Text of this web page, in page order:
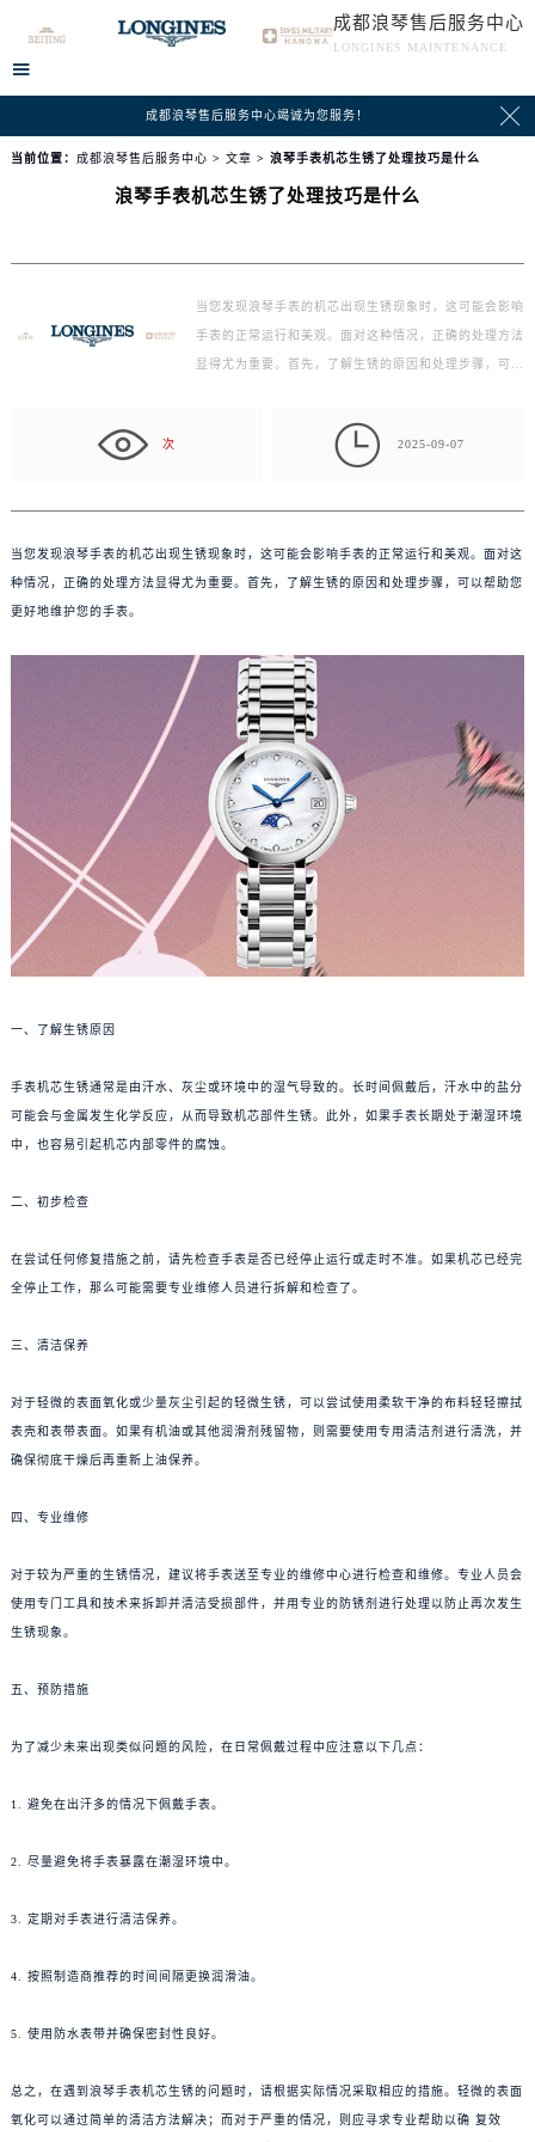
成都浪琴售后服务中心
LONGINES MAINTENANCE

成都浪琴售后服务中心竭诚为您服务！ 
当前位置： 成都浪琴售后服务中心 > 文章 > 浪琴手表机芯生锈了处理技巧是什么
浪琴手表机芯生锈了处理技巧是什么
当您发现浪琴手表的机芯出现生锈现象时，这可能会影响
手表的正常运行和美观。面对这种情况，正确的处理方法
显得尤为重要。首先，了解生锈的原因和处理步骤，可
次  2025-09-07
当您发现浪琴手表的机芯出现生锈现象时，这可能会影响手表的正常运行和美观。面对这
种情况，正确的处理方法显得尤为重要。首先，了解生锈的原因和处理步骤，可以帮助您
更好地维护您的手表。
一、了解生锈原因
手表机芯生锈通常是由汗水、灰尘或环境中的湿气导致的。长时间佩戴后，汗水中的盐分
可能会与金属发生化学反应，从而导致机芯部件生锈。此外，如果手表长期处于潮湿环境
中，也容易引起机芯内部零件的腐蚀。
二、初步检查
在尝试任何修复措施之前，请先检查手表是否已经停止运行或走时不准。如果机芯已经完
全停止工作，那么可能需要专业维修人员进行拆解和检查了。
三、清洁保养
对于轻微的表面氧化或少量灰尘引起的轻微生锈，可以尝试使用柔软干净的布料轻轻擦拭
表壳和表带表面。如果有机油或其他润滑剂残留物，则需要使用专用清洁剂进行清洗，并
确保彻底干燥后再重新上油保养。
四、专业维修
对于较为严重的生锈情况，建议将手表送至专业的维修中心进行检查和维修。专业人员会
使用专门工具和技术来拆卸并清洁受损部件，并用专业的防锈剂进行处理以防止再次发生
生锈现象。
五、预防措施
为了减少未来出现类似问题的风险，在日常佩戴过程中应注意以下几点：
1. 避免在出汗多的情况下佩戴手表。
2. 尽量避免将手表暴露在潮湿环境中。
3. 定期对手表进行清洁保养。
4. 按照制造商推荐的时间间隔更换润滑油。
5. 使用防水表带并确保密封性良好。
总之，在遇到浪琴手表机芯生锈的问题时，请根据实际情况采取相应的措施。轻微的表面
氧化可以通过简单的清洁方法解决；而对于严重的情况，则应寻求专业帮助以确 复效